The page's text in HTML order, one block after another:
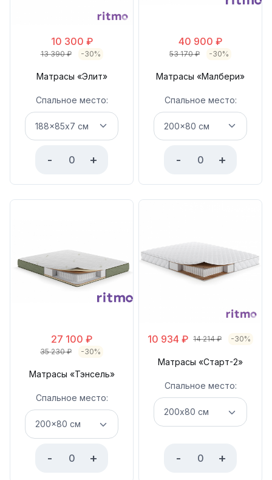
10 300 ₽
13 390₽ -30%
Матрасы «Элит»
Спальное место:
- +
40 900 ₽
53 170₽ -30%
Матрасы «Малбери»
Спальное место:
- +
27 100 ₽
35 230₽ -30%
Матрасы «Тэнсель»
Спальное место:
- +
10 934 ₽ 14 214₽ -30%
Матрасы «Старт-2»
Спальное место:
- +